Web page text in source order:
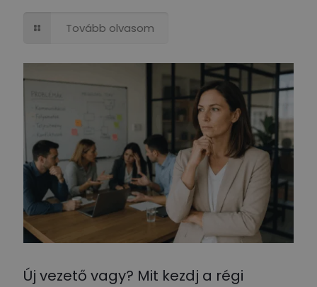
Tovább olvasom
Új vezető vagy? Mit kezdj a régi